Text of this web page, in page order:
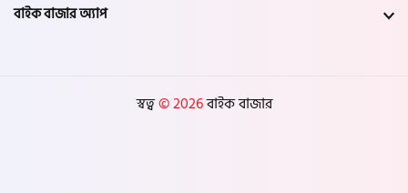
বাইক বাজার অ্যাপ
স্বত্ব© 2026বাইক বাজার